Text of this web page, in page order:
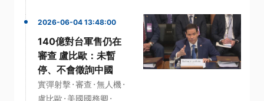
2026-06-04 13:48:00
140億對台軍售仍在
審查 盧比歐：未暫
停、不會徵詢中國
實彈射擊 · 審查 ·無人機 ·
盧比歐 · 美國國務卿 ·